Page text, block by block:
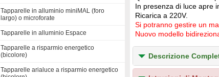
Tapparelle in alluminio miniMAL (foro
largo) o microforate
Tapparelle in alluminio Espace
Tapparelle a risparmio energetico
(bicolore)
Tapparelle arialuce a risparmio energetico
In presenza di luce apre
Ricarica a 220V.
Si potranno gestire un
Nuovo modello
Descrizione